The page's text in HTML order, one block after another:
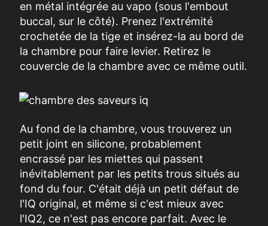
en métal intégrée au vapo (sous l'embout
buccal, sur le côté). Prenez l'extrémité
crochetée de la tige et insérez-la au bord de
la chambre pour faire levier. Retirez le
couvercle de la chambre avec ce même outil.
Au fond de la chambre, vous trouverez un
petit joint en silicone, probablement
encrassé par les miettes qui passent
inévitablement par les petits trous situés au
fond du four. C'était déjà un petit défaut de
l'IQ original, et même si c'est mieux avec
l'IQ2, ce n'est pas encore parfait. Avec le